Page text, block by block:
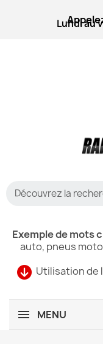
Lundi au
Utilisation de
Exemple de mots
auto, pneus
MENU